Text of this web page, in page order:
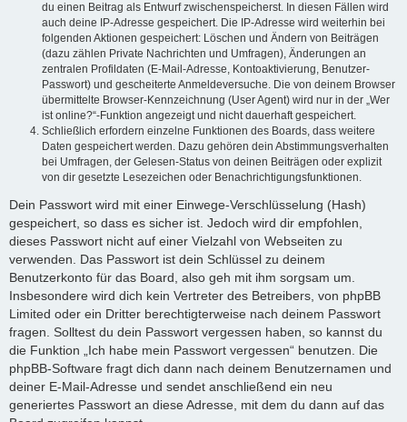
du einen Beitrag als Entwurf zwischenspeicherst. In diesen Fällen wird
auch deine IP-Adresse gespeichert. Die IP-Adresse wird weiterhin bei
folgenden Aktionen gespeichert: Löschen und Ändern von Beiträgen
(dazu zählen Private Nachrichten und Umfragen), Änderungen an
zentralen Profildaten (E-Mail-Adresse, Kontoaktivierung, Benutzer-
Passwort) und gescheiterte Anmeldeversuche. Die von deinem Browser
übermittelte Browser-Kennzeichnung (User Agent) wird nur in der „Wer
ist online?“-Funktion angezeigt und nicht dauerhaft gespeichert.
Schließlich erfordern einzelne Funktionen des Boards, dass weitere
Daten gespeichert werden. Dazu gehören dein Abstimmungsverhalten
bei Umfragen, der Gelesen-Status von deinen Beiträgen oder explizit
von dir gesetzte Lesezeichen oder Benachrichtigungsfunktionen.
Dein Passwort wird mit einer Einwege-Verschlüsselung (Hash)
gespeichert, so dass es sicher ist. Jedoch wird dir empfohlen,
dieses Passwort nicht auf einer Vielzahl von Webseiten zu
verwenden. Das Passwort ist dein Schlüssel zu deinem
Benutzerkonto für das Board, also geh mit ihm sorgsam um.
Insbesondere wird dich kein Vertreter des Betreibers, von phpBB
Limited oder ein Dritter berechtigterweise nach deinem Passwort
fragen. Solltest du dein Passwort vergessen haben, so kannst du
die Funktion „Ich habe mein Passwort vergessen“ benutzen. Die
phpBB-Software fragt dich dann nach deinem Benutzernamen und
deiner E-Mail-Adresse und sendet anschließend ein neu
generiertes Passwort an diese Adresse, mit dem du dann auf das